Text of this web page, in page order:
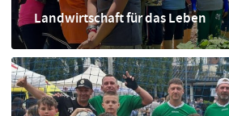
Landwirtschaft für das Leben